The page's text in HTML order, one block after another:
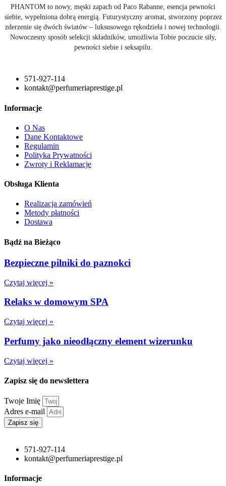
PHANTOM to nowy, męski zapach od Paco Rabanne, esencja pewności
siebie, wypełniona dobrą energią. Futurystyczny aromat, stworzony poprzez
zderzenie się dwóch światów – luksusowego rękodzieła i nowej technologii.
Nowoczesny sposób selekcji składników, umożliwia Tobie poczucie siły,
pewności siebie i seksapilu.
571-927-114
kontakt@perfumeriaprestige.pl
Informacje
O Nas
Dane Kontaktowe
Regulamin
Polityka Prywatności
Zwroty i Reklamacje
Obsługa Klienta
Realizacja zamówień
Metody płatności
Dostawa
Bądź na Bieżąco
Bezpieczne pilniki do paznokci
Czytaj więcej »
Relaks w domowym SPA
Czytaj więcej »
Perfumy jako nieodłączny element wizerunku
Czytaj więcej »
Zapisz się do newslettera
Twoje Imię
Adres e-mail
Zapisz się
571-927-114
kontakt@perfumeriaprestige.pl
Informacje